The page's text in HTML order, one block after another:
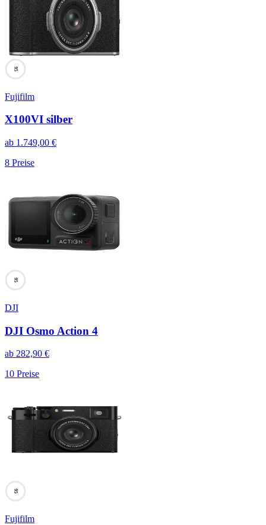
95
Fujifilm
X100VI silber
ab 1.749,00 €
8 Preise
95
DJI
DJI Osmo Action 4
ab 282,90 €
10 Preise
95
Fujifilm